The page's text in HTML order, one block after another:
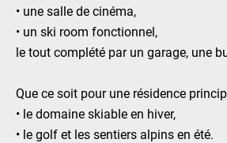
• une salle de cinéma,
• un ski room fonctionnel,
le tout complété par un garage, une
Que ce soit pour une résidence
• le domaine skiable en hiver,
• le golf et les sentiers alpins en été.